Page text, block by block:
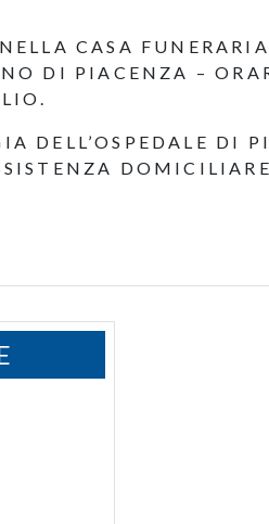
CASA
DI PIACENZA –
DELL’OSPEDALE DI